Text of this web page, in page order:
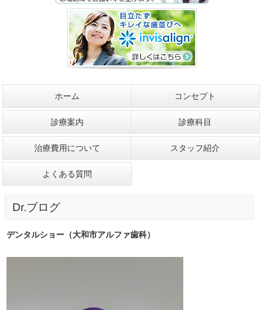
ホーム コンセプト
診療案内 診療科目
治療費用について スタッフ紹介
よくある質問
Dr.ブログ
デンタルショー（大和市アルファ歯科）